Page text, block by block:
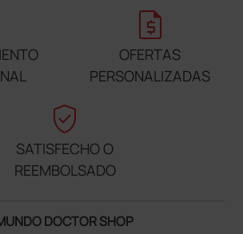
request_quote
OFERTAS
PERSONALIZADAS
verified_user
SATISFECHO O
REEMBOLSADO
DOCTOR SHOP